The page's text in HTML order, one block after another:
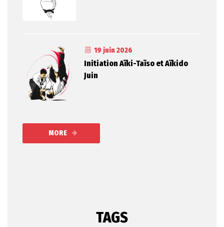
19 juin 2026
Initiation Aïki-Taïso et Aïkido
Juin
MORE
TAGS